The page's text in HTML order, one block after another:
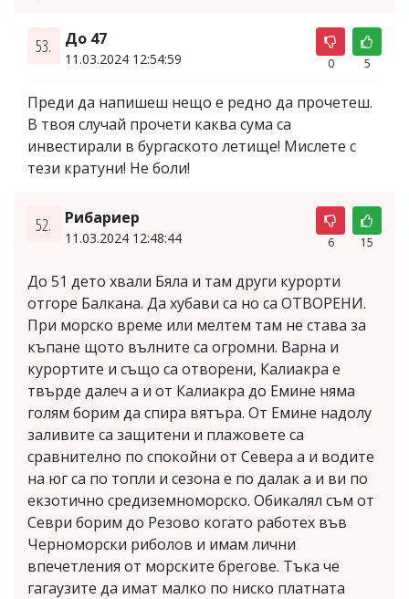
53. До 47
11.03.2024 12:54:59 0 5
Преди да напишеш нещо е редно да прочетеш.
В твоя случай прочети каква сума са
инвестирали в бургаското летище! Мислете с
тези кратуни! Не боли!
52. Рибариер
11.03.2024 12:48:44 6 15
До 51 дето хвали Бяла и там други курорти
отгоре Балкана. Да хубави са но са ОТВОРЕНИ.
При морско време или мелтем там не става за
къпане щото вълните са огромни. Варна и
курортите и също са отворени, Калиакра е
твърде далеч а и от Калиакра до Емине няма
голям борим да спира вятъра. От Емине надолу
заливите са защитени и плажовете са
сравнително по спокойни от Севера а и водите
на юг са по топли и сезона е по далак а и ви по
екзотично средиземноморско. Обикалял съм от
Севри борим до Резово когато работех във
Черноморски риболов и имам лични
впечетления от морските брегове. Тъка че
гагаузите да имат малко по ниско платната